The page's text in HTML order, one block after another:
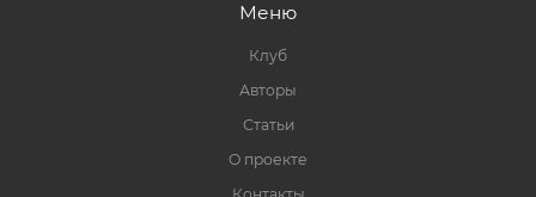
Меню
Клуб
Авторы
Статьи
О проекте